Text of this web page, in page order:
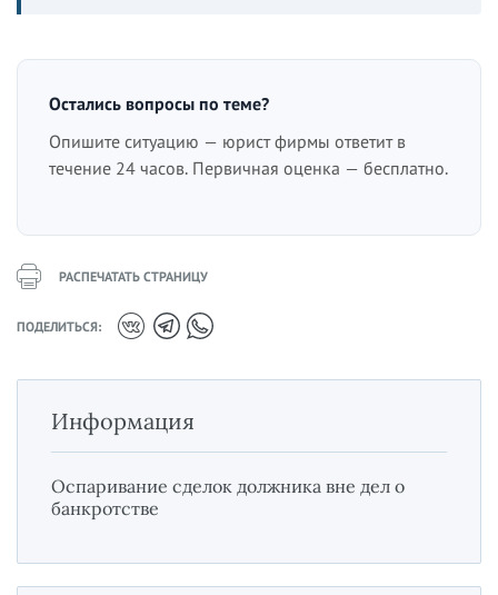
Остались вопросы по теме?
Опишите ситуацию — юрист фирмы ответит в
течение 24 часов. Первичная оценка — бесплатно.
РАСПЕЧАТАТЬ СТРАНИЦУ
ПОДЕЛИТЬСЯ:
Информация
Оспаривание сделок должника вне дел о
банкротстве